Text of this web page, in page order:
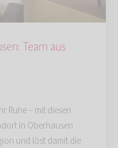
Team aus
Ruhe – mit diesen
in Oberhausen
und löst damit die